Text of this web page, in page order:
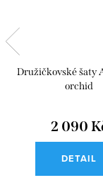
Družičkovské šaty
orchid
2 090
DETAIL